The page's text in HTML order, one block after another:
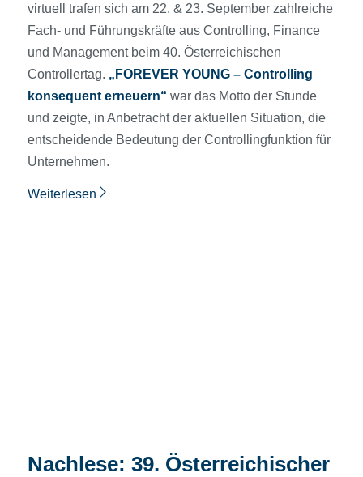
virtuell trafen sich am 22. & 23. September zahlreiche
Fach- und Führungskräfte aus Controlling, Finance
und Management beim 40. Österreichischen
Controllertag. „FOREVER YOUNG – Controlling
konsequent erneuern“ war das Motto der Stunde
und zeigte, in Anbetracht der aktuellen Situation, die
entscheidende Bedeutung der Controllingfunktion für
Unternehmen.
Weiterlesen
Nachlese: 39. Österreichischer